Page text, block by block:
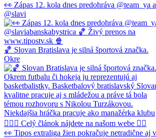
👀 Zápas 12. kola dnes predohráva @team_ya a
@slavi
🏀 Slovan Bratislava je silná športová značka.
Okre
👀 Tipos extraliga žien pokračuje netradične aj